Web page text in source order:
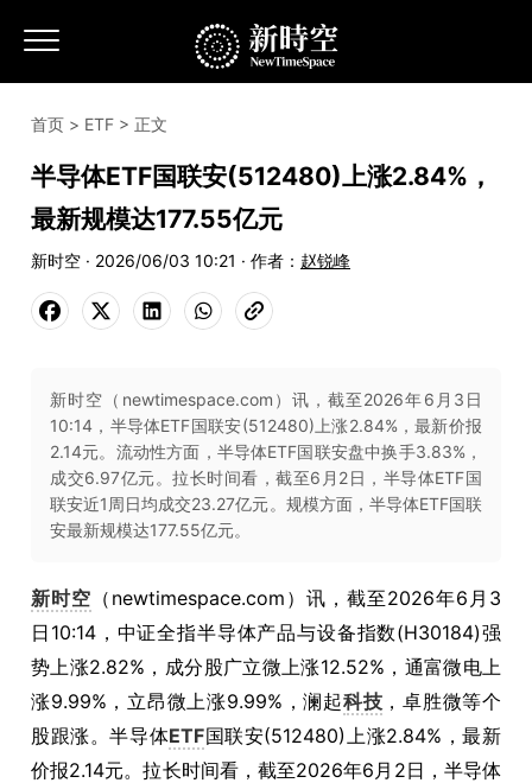
首页 > ETF > 正文
半导体ETF国联安(512480)上涨2.84%，
最新规模达177.55亿元
新时空 · 2026/06/03 10:21 · 作者： 赵锐峰
新时空（newtimespace.com）讯，截至2026年6月3日
10:14，半导体ETF国联安(512480)上涨2.84%，最新价报
2.14元。流动性方面，半导体ETF国联安盘中换手3.83%，
成交6.97亿元。拉长时间看，截至6月2日，半导体ETF国
联安近1周日均成交23.27亿元。规模方面，半导体ETF国联
安最新规模达177.55亿元。
新时空 （newtimespace.com）讯，截至2026年6月3
日10:14，中证全指半导体产品与设备指数(H30184)强
势上涨2.82%，成分股广立微上涨12.52%，通富微电上
涨9.99%，立昂微上涨9.99%，澜起科技 ，卓胜微等个
股跟涨。半导体ETF国联安(512480)上涨2.84%，最新
价报2.14元。拉长时间看，截至2026年6月2日，半导体